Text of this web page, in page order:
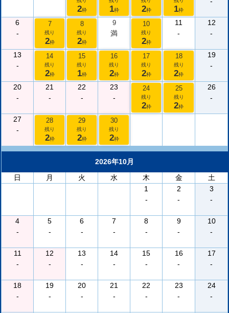
2枠 1枠 2枠 1枠
6
-
7
残り
2枠
8
残り
2枠
9
満
10
残り
2枠
11
-
12
-
13
-
14
残り
2枠
15
残り
1枠
16
残り
2枠
17
残り
2枠
18
残り
2枠
19
-
20
-
21
-
22
-
23
-
24
残り
2枠
25
残り
2枠
26
-
27
-
28
残り
2枠
29
残り
2枠
30
残り
2枠
2026年10月
日
月 火 水 木 金
土
1
-
2
-
3
-
4
-
5
-
6
-
7
-
8
-
9
-
10
-
11
-
12
-
13
-
14
-
15
-
16
-
17
-
18
-
19
-
20
-
21
-
22
-
23
-
24
-